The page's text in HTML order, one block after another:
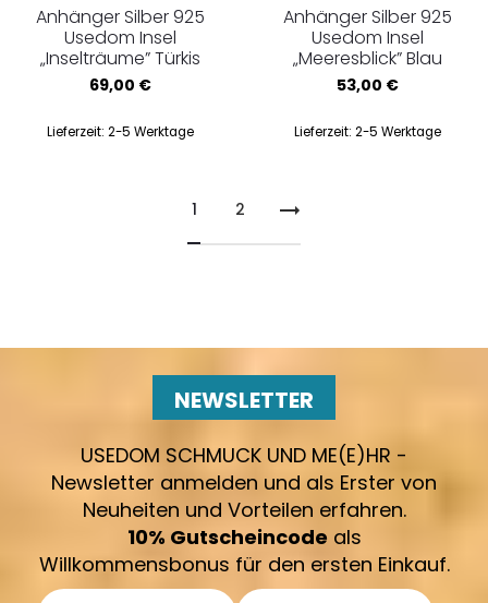
Anhänger Silber 925
Usedom Insel
„Inselträume” Türkis
69,00 €
Lieferzeit: 2-5 Werktage
Anhänger Silber 925
Usedom Insel
„Meeresblick” Blau
53,00 €
Lieferzeit: 2-5 Werktage
1 2
NEWSLETTER
USEDOM SCHMUCK UND ME(E)HR -
Newsletter anmelden und als Erster von
Neuheiten und Vorteilen erfahren.
10% Gutscheincode als
Willkommensbonus für den ersten Einkauf.